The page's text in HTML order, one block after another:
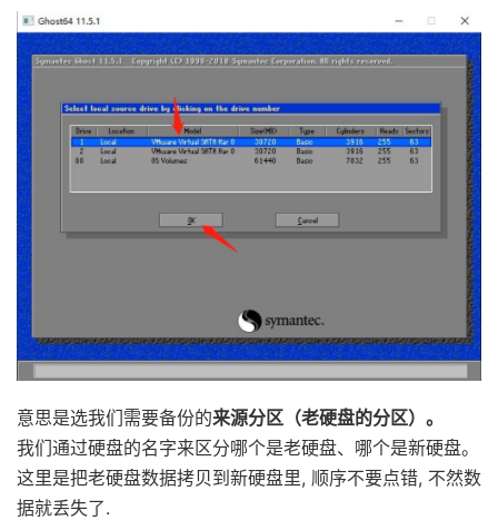
意思是选我们需要备份的来源分区（老硬盘的分区）。
我们通过硬盘的名字来区分哪个是老硬盘、哪个是新硬盘。
这里是把老硬盘数据拷贝到新硬盘里, 顺序不要点错, 不然数
据就丢失了.